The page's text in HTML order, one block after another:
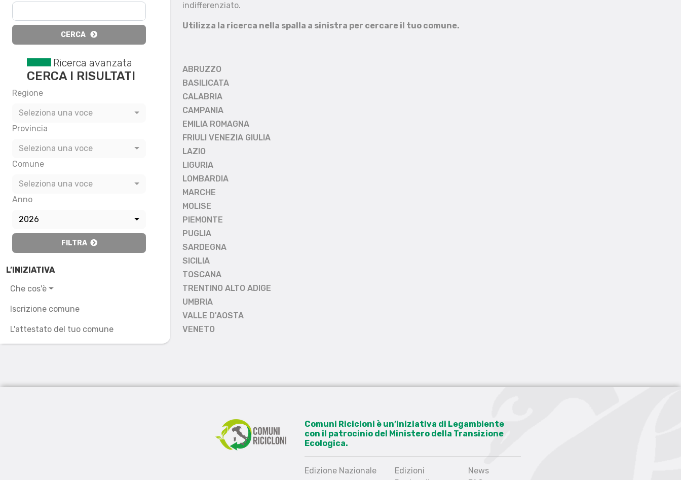
CERCA
Ricerca avanzata
CERCA I RISULTATI
Regione
Seleziona una voce
Provincia
Seleziona una voce
Comune
Seleziona una voce
Anno
2026
FILTRA
L’INIZIATIVA
Che cos'è
Iscrizione comune
L'attestato del tuo comune
indifferenziato.
Utilizza la ricerca nella spalla a sinistra per cercare il tuo comune.
ABRUZZO
BASILICATA
CALABRIA
CAMPANIA
EMILIA ROMAGNA
FRIULI VENEZIA GIULIA
LAZIO
LIGURIA
LOMBARDIA
MARCHE
MOLISE
PIEMONTE
PUGLIA
SARDEGNA
SICILIA
TOSCANA
TRENTINO ALTO ADIGE
UMBRIA
VALLE D'AOSTA
VENETO
Comuni Ricicloni è un’iniziativa di Legambiente
con il patrocinio del Ministero della Transizione
Ecologica.
Edizione Nazionale
Edizioni
News